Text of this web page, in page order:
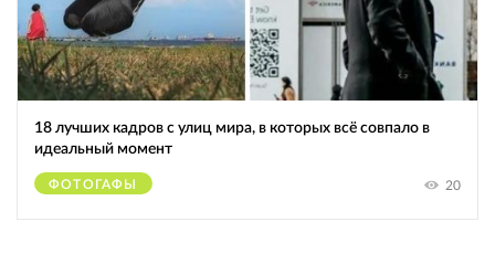
18 лучших кадров с улиц мира, в которых всё совпало в
идеальный момент
ФОТОГАФЫ 20